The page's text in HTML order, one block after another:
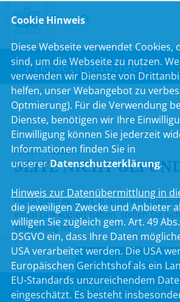
Pressemeldungen
..
Fehlerhinweis
SEITE NICHT
Diese Seite existiert in unserem
einen Link kopiert haben, stellen Sie
vollständig ist.
SITEMAP
CSU-Fraktion im
Cookie Hinweis
Diese Webseite verwendet Cookies,
sind, um die Webseite zu nutzen.
verwenden wir Dienste von
helfen, unser Webangebot zu
Optmierung). Für die Verwendung
Dienste, benötigen wir Ihre
Einwilligung können Sie jederzeit
Informationen finden Sie in
unserer Datenschutzerklärung.
Hinweis zur Datenübermittlung in
die jeweiligen Zwecke und Anbieter
willigen Sie zugleich gem. Art. 49
DSGVO ein, dass Ihre Daten
USA verarbeitet werden. Die USA
Europäischen Gerichtshof als ein
EU-Standards unzureichendem
eingeschätzt. Es besteht